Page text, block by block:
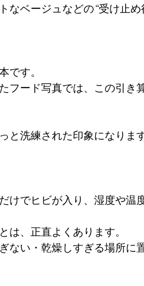
なベージュなどの“受け止め
です。
フード写真では、この引き
洗練された印象になります
けでヒビが入り、湿度や温
、正直よくあります。
ない・乾燥しすぎる場所に